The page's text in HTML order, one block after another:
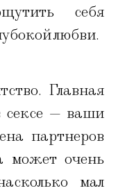
себя
любви.
Главная
сексе — ваши
партнеров
может очень
мал